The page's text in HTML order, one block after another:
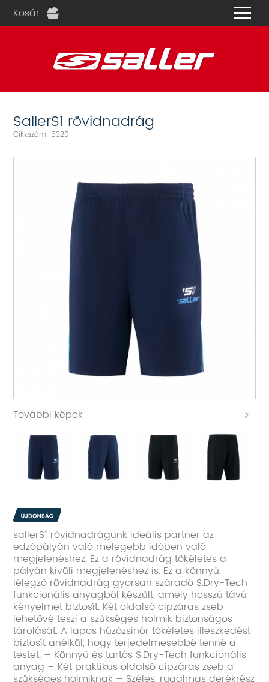
Kosár
SallerS1 rövidnadrág
Cikkszám: 5320
További képek
sallerS1 rövidnadrágunk ideális partner az
edzőpályán való melegebb időben való
megjelenéshez. Ez a rövidnadrág tökéletes a
pályán kívüli megjelenéshez is. Ez a könnyű,
lélegző rövidnadrág gyorsan száradó S.Dry-Tech
funkcionális anyagból készült, amely hosszú távú
kényelmet biztosít. Két oldalsó cipzáras zseb
lehetővé teszi a szükséges holmik biztonságos
tárolását. A lapos húzózsinór tökéletes illeszkedést
biztosít anélkül, hogy terjedelmesebbé tenné a
testet. – Könnyű és tartós S.Dry-Tech funkcionális
anyag – Két praktikus oldalsó cipzáras zseb a
szükséges holmiknak – Széles, rugalmas derékrész